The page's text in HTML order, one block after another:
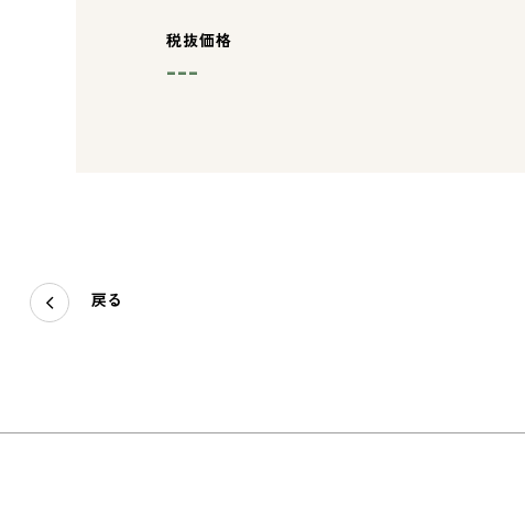
税抜価格
---
戻る